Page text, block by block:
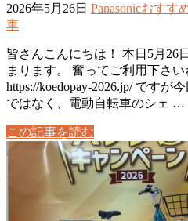
2026年5月26日 Panasonicおすす
車
皆さんこんにちは！ 本日5月26
まります。 奮ってご利用下さ
https://koedopay-2026.jp/ ですが
ではなく、電動自転車のシェ …
この記事を読む